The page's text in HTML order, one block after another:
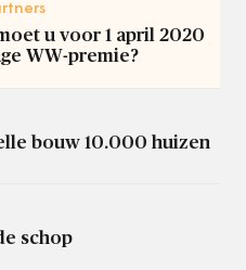
u voor 1 april 2020
WW-premie?
bouw 10.000 huizen
schop